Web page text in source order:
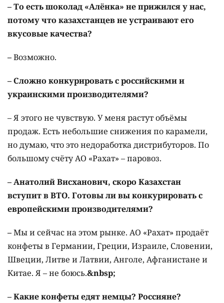
– То есть шоколад «Алёнка» не прижился у нас,
потому что казахстанцев не устраивают его
вкусовые качества?
–Возможно.
– Сложно конкурировать с российскими и
украинскими производителями?
– Я этого не чувствую. У меня растут объёмы
продаж. Есть небольшие снижения по карамели,
но думаю, что это недоработка дистрибуторов. По
большому счёту АО «Рахат» – паровоз.
– Анатолий Висханович, скоро Казахстан
вступит в ВТО. Готовы ли вы конкурировать с
европей­скими производителями?
–Мы и сейчас на этом рынке. АО «Рахат» продаёт
конфеты в Германии, Греции, Израиле, Словении,
Швеции, Литве и Латвии, Анголе, Афганистане и
Китае. Я – не боюсь.&nbsp;
– Какие конфеты едят немцы? Россияне?